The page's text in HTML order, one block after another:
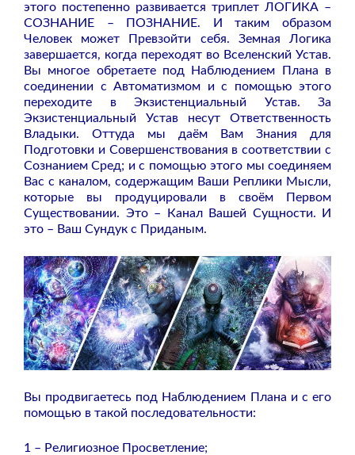
этого постепенно развивается триплет ЛОГИКА –
СОЗНАНИЕ – ПОЗНАНИЕ. И таким образом
Человек может Превзойти себя. Земная Логика
завершается, когда переходят во Вселенский Устав.
Вы многое обретаете под Наблюдением Плана в
соединении с Автоматизмом и с помощью этого
переходите в Экзистенциальный Устав. За
Экзистенциальный Устав несут Ответственность
Владыки. Оттуда мы даём Вам Знания для
Подготовки и Совершенствования в соответствии с
Сознанием Сред; и с помощью этого мы соединяем
Вас с каналом, содержащим Ваши Реплики Мысли,
которые вы продуцировали в своём Первом
Существовании. Это – Канал Вашей Сущности. И
это – Ваш Сундук с Приданым.
Вы продвигаетесь под Наблюдением Плана и с его
помощью в такой последовательности:
1 – Религиозное Просветление;